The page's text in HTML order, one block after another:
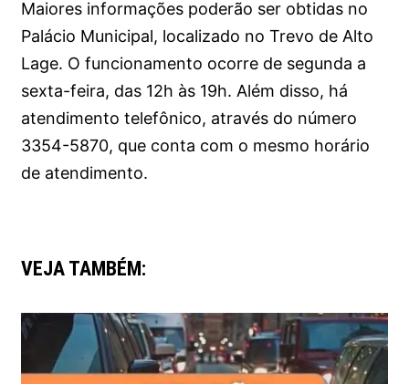
Maiores informações poderão ser obtidas no
Palácio Municipal, localizado no Trevo de Alto
Lage. O funcionamento ocorre de segunda a
sexta-feira, das 12h às 19h. Além disso, há
atendimento telefônico, através do número
3354-5870, que conta com o mesmo horário
de atendimento.
VEJA TAMBÉM: